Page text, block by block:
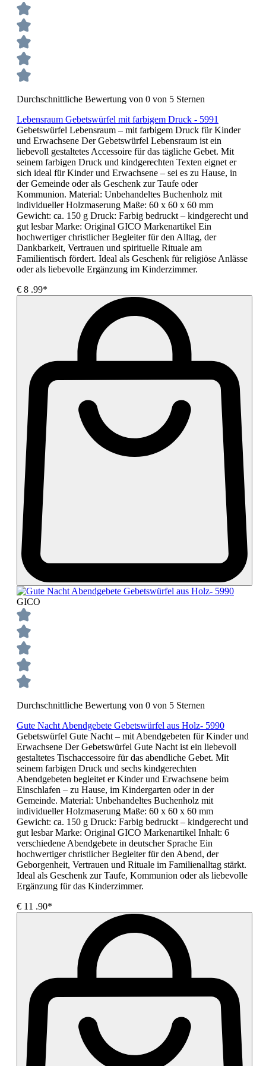
Durchschnittliche Bewertung von 0 von 5 Sternen
Lebensraum Gebetswürfel mit farbigem Druck - 5991
Gebetswürfel Lebensraum – mit farbigem Druck für Kinder
und Erwachsene Der Gebetswürfel Lebensraum ist ein
liebevoll gestaltetes Accessoire für das tägliche Gebet. Mit
seinem farbigen Druck und kindgerechten Texten eignet er
sich ideal für Kinder und Erwachsene – sei es zu Hause, in
der Gemeinde oder als Geschenk zur Taufe oder
Kommunion. Material: Unbehandeltes Buchenholz mit
individueller Holzmaserung Maße: 60 x 60 x 60 mm
Gewicht: ca. 150 g Druck: Farbig bedruckt – kindgerecht und
gut lesbar Marke: Original GICO Markenartikel Ein
hochwertiger christlicher Begleiter für den Alltag, der
Dankbarkeit, Vertrauen und spirituelle Rituale am
Familientisch fördert. Ideal als Geschenk für religiöse Anlässe
oder als liebevolle Ergänzung im Kinderzimmer.
€ 8 .99*
GICO
Durchschnittliche Bewertung von 0 von 5 Sternen
Gute Nacht Abendgebete Gebetswürfel aus Holz- 5990
Gebetswürfel Gute Nacht – mit Abendgebeten für Kinder und
Erwachsene Der Gebetswürfel Gute Nacht ist ein liebevoll
gestaltetes Tischaccessoire für das abendliche Gebet. Mit
seinem farbigen Druck und sechs kindgerechten
Abendgebeten begleitet er Kinder und Erwachsene beim
Einschlafen – zu Hause, im Kindergarten oder in der
Gemeinde. Material: Unbehandeltes Buchenholz mit
individueller Holzmaserung Maße: 60 x 60 x 60 mm
Gewicht: ca. 150 g Druck: Farbig bedruckt – kindgerecht und
gut lesbar Marke: Original GICO Markenartikel Inhalt: 6
verschiedene Abendgebete in deutscher Sprache Ein
hochwertiger christlicher Begleiter für den Abend, der
Geborgenheit, Vertrauen und Rituale im Familienalltag stärkt.
Ideal als Geschenk zur Taufe, Kommunion oder als liebevolle
Ergänzung für das Kinderzimmer.
€ 11 .90*